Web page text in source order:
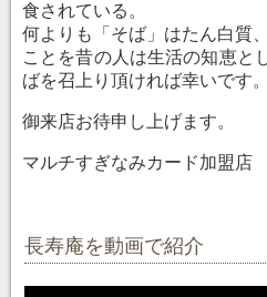
食されている。
何よりも「そば」はたん白質
ことを昔の人は生活の知恵と
ばを召上り頂ければ幸いです
御来店お待申し上げます。
マルチすぎなみカード加盟店
長寿庵を動画で紹介